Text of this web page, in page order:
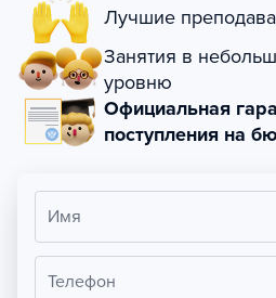
Лучшие
Занятия в
уровню
Официальная
поступления на
Имя
Телефон